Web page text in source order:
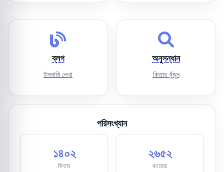
ব্লগ
ইসলামি লেখা
অনুসন্ধান
কিতাব খুঁজুন
পরিসংখ্যান
১৪০২
কিতাব
২৬৫২
ফতোয়া